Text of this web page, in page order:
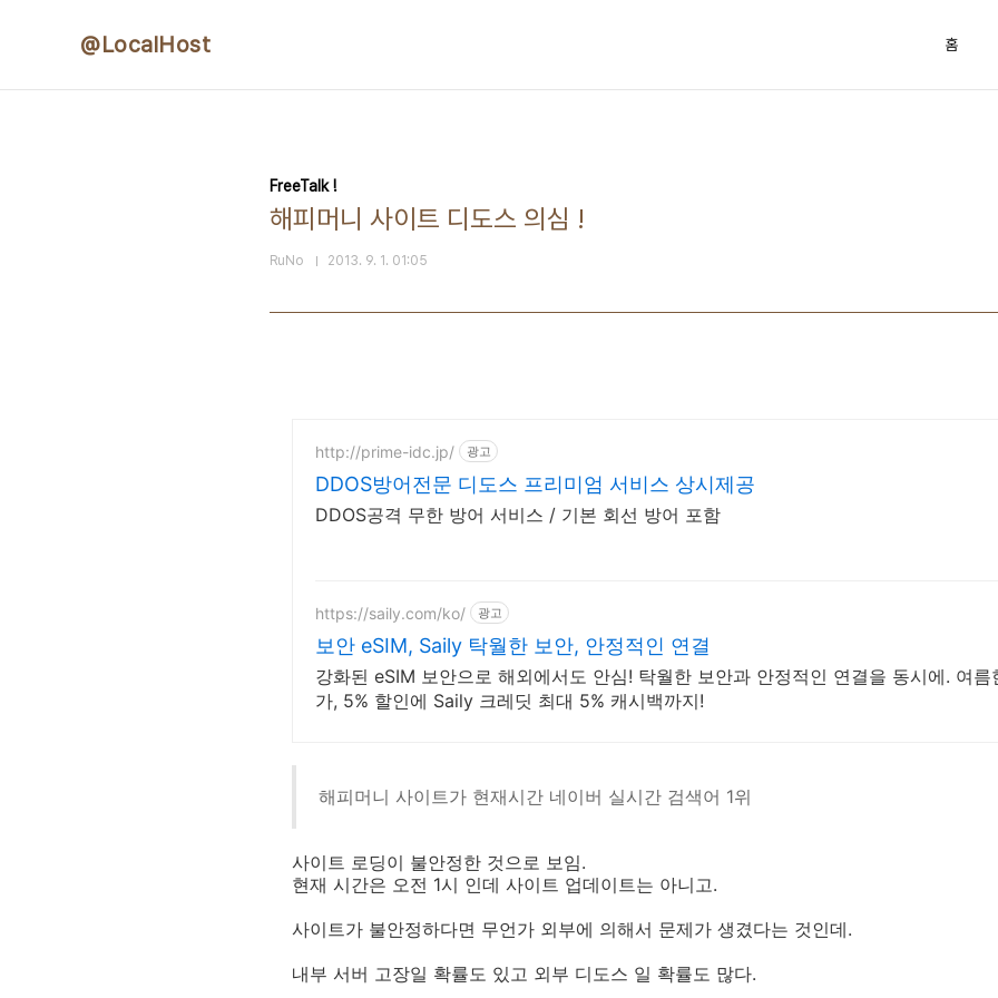
@LocalHost 홈
FreeTalk !
해피머니 사이트 디도스 의심 !
RuNo 2013. 9. 1. 01:05
http://prime-idc.jp/ 광고
DDOS방어전문 디도스 프리미엄 서비스 상시제공
DDOS공격 무한 방어 서비스 / 기본 회선 방어 포함
https://saily.com/ko/ 광고
보안 eSIM, Saily 탁월한 보안, 안정적인 연결
강화된 eSIM 보안으로 해외에서도 안심! 탁월한 보안과 안정적인 연결을 동시에. 여름
가, 5% 할인에 Saily 크레딧 최대 5% 캐시백까지!
해피머니 사이트가 현재시간 네이버 실시간 검색어 1위
사이트 로딩이 불안정한 것으로 보임.
현재 시간은 오전 1시 인데 사이트 업데이트는 아니고.
사이트가 불안정하다면 무언가 외부에 의해서 문제가 생겼다는 것인데.
내부 서버 고장일 확률도 있고 외부 디도스 일 확률도 많다.